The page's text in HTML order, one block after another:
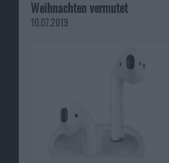
Weihnachten vermutet
10.07.2019